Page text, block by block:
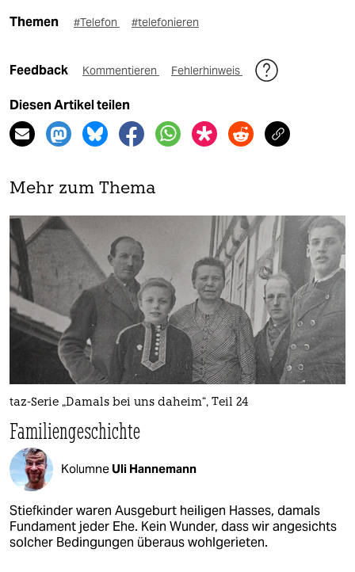
Themen #Telefon #telefonieren
Feedback Kommentieren Fehlerhinweis
Diesen Artikel teilen
Mehr zum Thema
taz-Serie „Damals bei uns daheim“, Teil 24
Familiengeschichte
Kolumne Uli Hannemann
Stiefkinder waren Ausgeburt heiligen Hasses, damals
Fundament jeder Ehe. Kein Wunder, dass wir angesichts
solcher Bedingungen überaus wohlgerieten.